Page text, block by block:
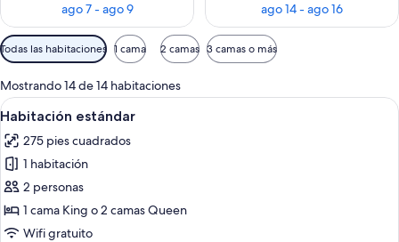
ago 7 - ago 9
ago 14 - ago 16
Filtros
disponibles
para
las
habitaciones
Todas las habitaciones 1 cama 2 camas 3 camas o más
Mostrando 14 de 14 habitaciones
Abrir
todas
las
fotos
de
Habitación
estándar
Edredón, caja de seguridad en la
5
Habitación estándar
275 pies cuadrados
1 habitación
2 personas
1 cama King o 2 camas Queen
Wifi gratuito